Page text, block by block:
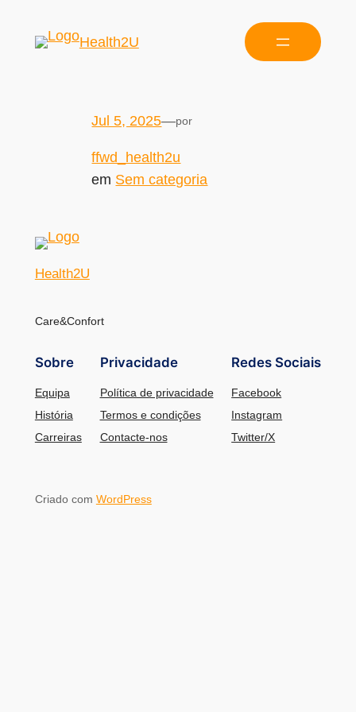
Health2U
Jul 5, 2025—por
ffwd_health2u
em Sem categoria
Health2U
Care&Confort
Sobre
Equipa
História
Carreiras
Privacidade
Política de privacidade
Termos e condições
Contacte-nos
Redes Sociais
Facebook
Instagram
Twitter/X
Criado com WordPress